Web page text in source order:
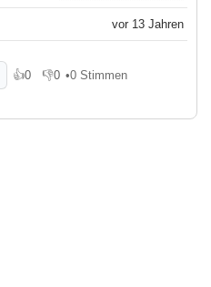
vor 13 Jahren
👍0
Gefällt mir
👎0
Gefällt mir nicht
•0 Stimmen